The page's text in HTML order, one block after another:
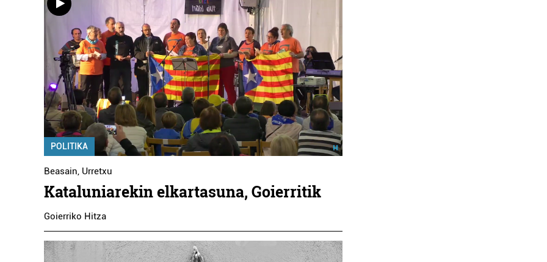
POLITIKA
Beasain, Urretxu
Kataluniarekin elkartasuna, Goierritik
Goierriko Hitza